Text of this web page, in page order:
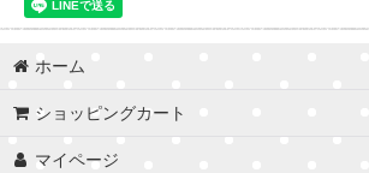
ホーム
ショッピングカート
マイページ